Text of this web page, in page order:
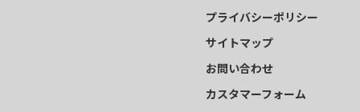
プライバシーポリシー
サイトマップ
お問い合わせ
カスタマーフォーム